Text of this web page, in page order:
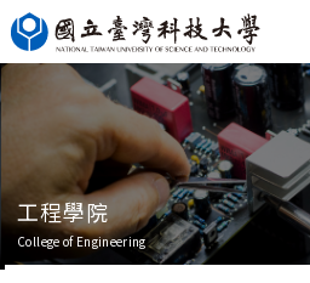
跳
到
主